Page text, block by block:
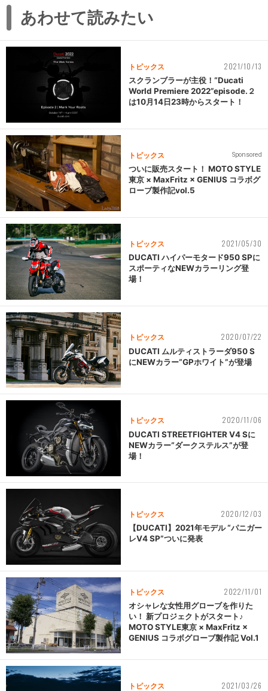
あわせて読みたい
トピックス 2021/10/13
スクランブラーが主役！“Ducati
World Premiere 2022”episode.２
は10月14日23時からスタート！
トピックス Sponsored
ついに販売スタート！ MOTO STYLE
東京 × MaxFritz × GENIUS コラボグ
ローブ製作記vol.5
トピックス 2021/05/30
DUCATI ハイパーモタード950 SPに
スポーティなNEWカラーリング登
場！
トピックス 2020/07/22
DUCATI ムルティストラーダ950 S
にNEWカラー“GPホワイト”が登場
トピックス 2020/11/06
DUCATI STREETFIGHTER V4 Sに
NEWカラー“ダークステルス”が登
場！
トピックス 2020/12/03
【DUCATI】2021年モデル “パニガー
レV4 SP”ついに発表
トピックス 2022/11/01
オシャレな女性用グローブを作りた
い！ 新プロジェクトがスタート♪
MOTO STYLE東京 × MaxFritz ×
GENIUS コラボグローブ製作記 Vol.1
トピックス 2021/03/26